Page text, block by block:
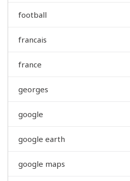
football
francais
france
georges
google
google earth
google maps